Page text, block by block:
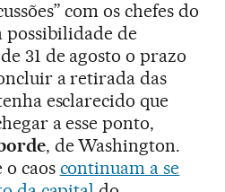
com os chefes do
possibilidade de
31 de agosto o prazo
a retirada das
esclarecido que
a esse ponto,
, de Washington.
o caos continuam a se